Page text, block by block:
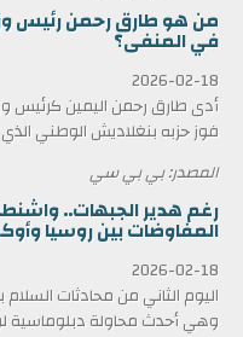
في المنفى؟
2026-02-18
فوز حزبه بنغلاديش الوطني
المصدر: بي بي سي
رغم هدير الجبهات..
المفاوضات بين روسيا
2026-02-18
اليوم الثاني من محادثات
وهي أحدث محاولة دبلوماسية